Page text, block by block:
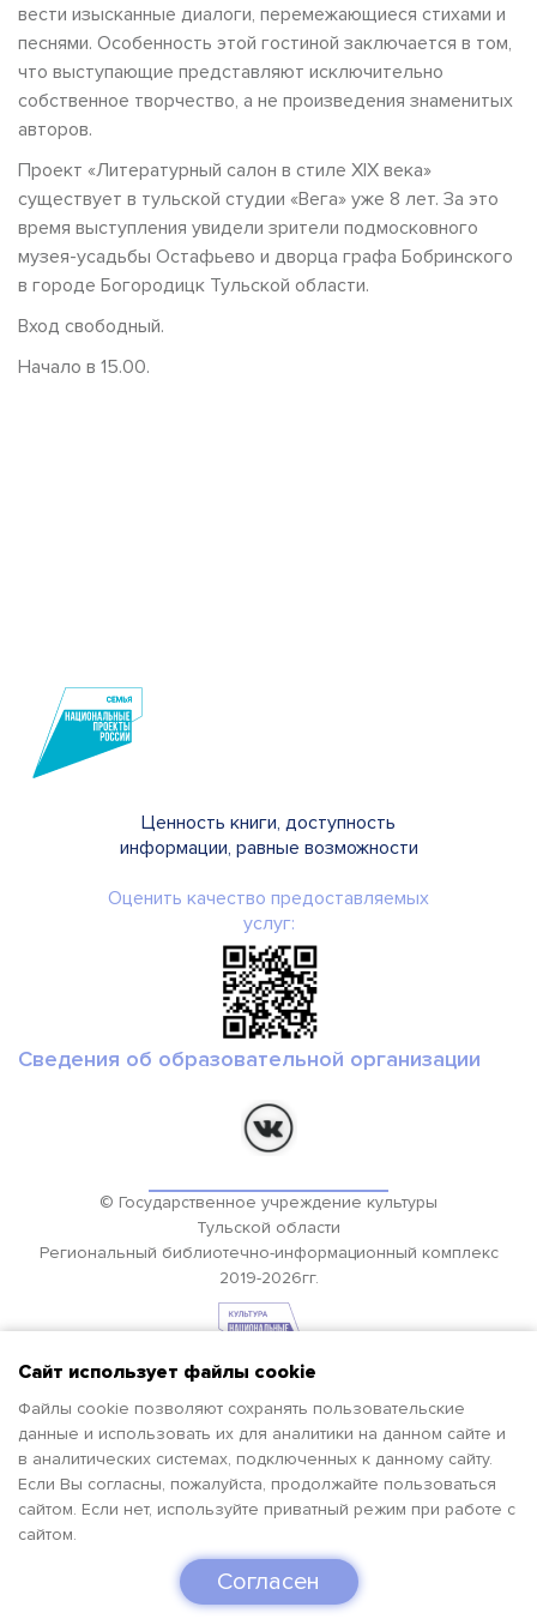
вести изысканные диалоги, перемежающиеся стихами и
песнями. Особенность этой гостиной заключается в том,
что выступающие представляют исключительно
собственное творчество, а не произведения знаменитых
авторов.
Проект «Литературный салон в стиле XIX века»
существует в тульской студии «Вега» уже 8 лет. За это
время выступления увидели зрители подмосковного
музея-усадьбы Остафьево и дворца графа Бобринского
в городе Богородицк Тульской области.
Вход свободный.
Начало в 15.00.
Сайт использует файлы cookie
Файлы cookie позволяют сохранять пользовательские
данные и использовать их для аналитики на данном сайте и
в аналитических системах, подключенных к данному сайту.
Если Вы согласны, пожалуйста, продолжайте пользоваться
сайтом. Если нет, используйте приватный режим при работе с
сайтом.
Согласен
Ценность книги, доступность
информации, равные возможности
Оценить качество предоставляемых
услуг:
Сведения об образовательной организации
© Государственное учреждение культуры
Тульской области
Региональный библиотечно-информационный комплекс
2019-2026гг.